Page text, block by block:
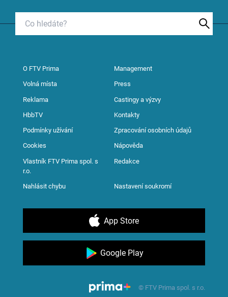
O FTV Prima Management
Volná místa Press
Reklama Castingy a výzvy
HbbTV Kontakty
Podmínky užívání Zpracování osobních údajů
Cookies Nápověda
Vlastník FTV Prima spol. s
r.o.
Redakce
Nahlásit chybu Nastavení soukromí
App Store
Google Play
© FTV Prima spol. s r.o.